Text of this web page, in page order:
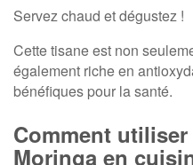
Servez chaud et dégustez !
Cette tisane est non
également riche en
bénéfiques pour la santé.
Comment
Moringa en